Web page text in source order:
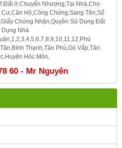
ở,Chuyển Nhượng,Tại Nhà,Cho
Hộ,Công Chứng,Sang Tên,Sổ
Chứng Nhận,Quyền Sử Dụng Đất
Nhà
Thạnh,Tân Phú,Gò Vấp,Tân
Hóc Môn,
60 - Mr Nguyên